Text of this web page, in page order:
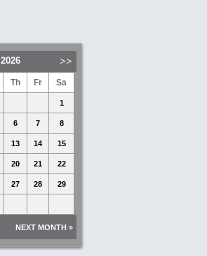
2026
Th Fr Sa
1
6 7 8
13 14 15
20 21 22
27 28 29
NEXT MONTH »